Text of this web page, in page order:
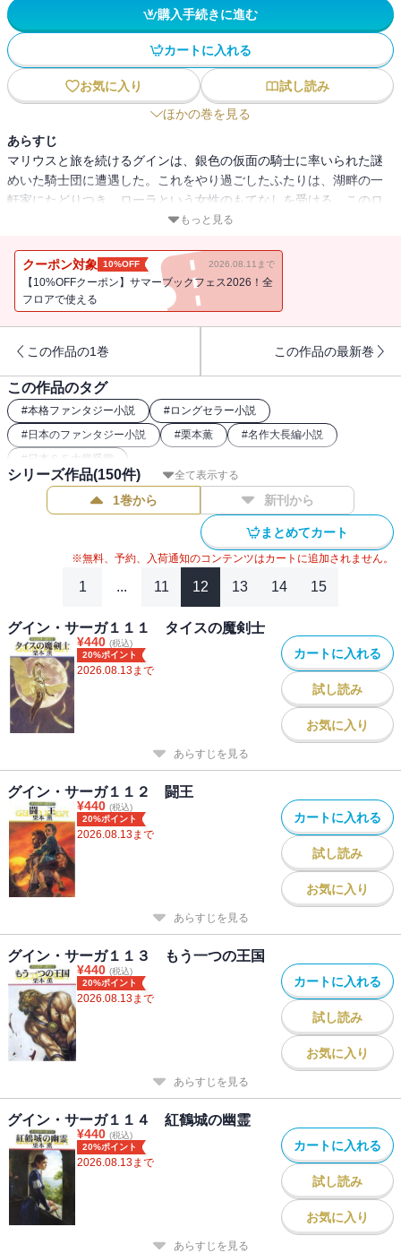
購入手続きに進む
カートに入れる
お気に入り
試し読み
ほかの巻を見る
あらすじ
マリウスと旅を続けるグインは、銀色の仮面の騎士に率いられた謎
めいた騎士団に遭遇した。これをやり過ごしたふたりは、湖畔の一
軒家にたどりつき、ローラという女性のもてなしを受ける。このロ
ーラこそ、かつてのアムネリスの侍女フロリーであり、その息子の
世間の目を避けて暮らすふたりだが、その運命の歯車は今や軋みを
あげて大きく回ろうとしていた。（※電子書籍版には口絵・挿絵が
収録されておりません）
もっと見る
クーポン対象 10%OFF 2026.08.11まで
【10%OFFクーポン】サマーブックフェス2026！全
フロアで使える
この作品の1巻 この作品の最新巻
この作品のタグ
#本格ファンタジー小説 #ロングセラー小説
#日本のファンタジー小説 #栗本薫 #名作大長編小説
# 日本ＳＦ大賞受賞
全て表示する
シリーズ作品(150件)
1巻から 新刊から
まとめてカート
※無料、予約、入荷通知のコンテンツはカートに追加されません。
1 ... 11 12 13 14 15
グイン・サーガ１１１ タイスの魔剣士
¥440 (税込)
20%ポイント
2026.08.13まで
カートに入れる
試し読み
お気に入り
あらすじを見る
グイン・サーガ１１２ 闘王
¥440 (税込)
20%ポイント
2026.08.13まで
カートに入れる
試し読み
お気に入り
あらすじを見る
グイン・サーガ１１３ もう一つの王国
¥440 (税込)
20%ポイント
2026.08.13まで
カートに入れる
試し読み
お気に入り
あらすじを見る
グイン・サーガ１１４ 紅鶴城の幽霊
¥440 (税込)
20%ポイント
2026.08.13まで
カートに入れる
試し読み
お気に入り
あらすじを見る